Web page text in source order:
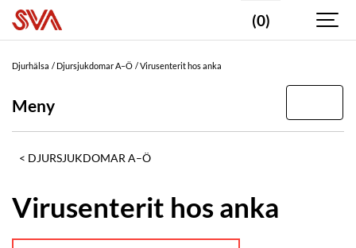
(0)
Djurhälsa Djursjukdomar A–Ö Virusenterit hos anka
Meny
DJURSJUKDOMAR A–Ö
Virusenterit hos anka